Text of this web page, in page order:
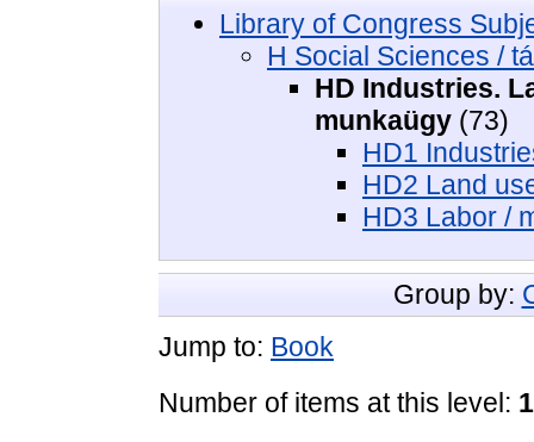
Library of Congress
H Social Sciences /
HD Industries.
munkaügy (73)
HD1
HD2 Land
HD3 Labor /
Group by:
Jump to: Book
Number of items at this level: